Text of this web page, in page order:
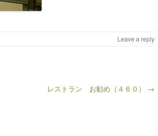
Leave a reply
レストラン お勧め（４６０） →